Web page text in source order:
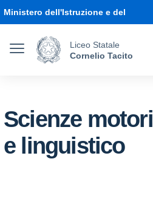
Ministero dell'Istruzione e del
Liceo Statale
Cornelio Tacito
Scienze
e linguistico